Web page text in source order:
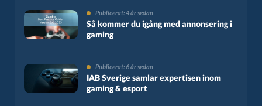
Publicerat: 4 år sedan
Så kommer du igång med annonsering i
gaming
Publicerat: 6 år sedan
IAB Sverige samlar expertisen inom
gaming & esport